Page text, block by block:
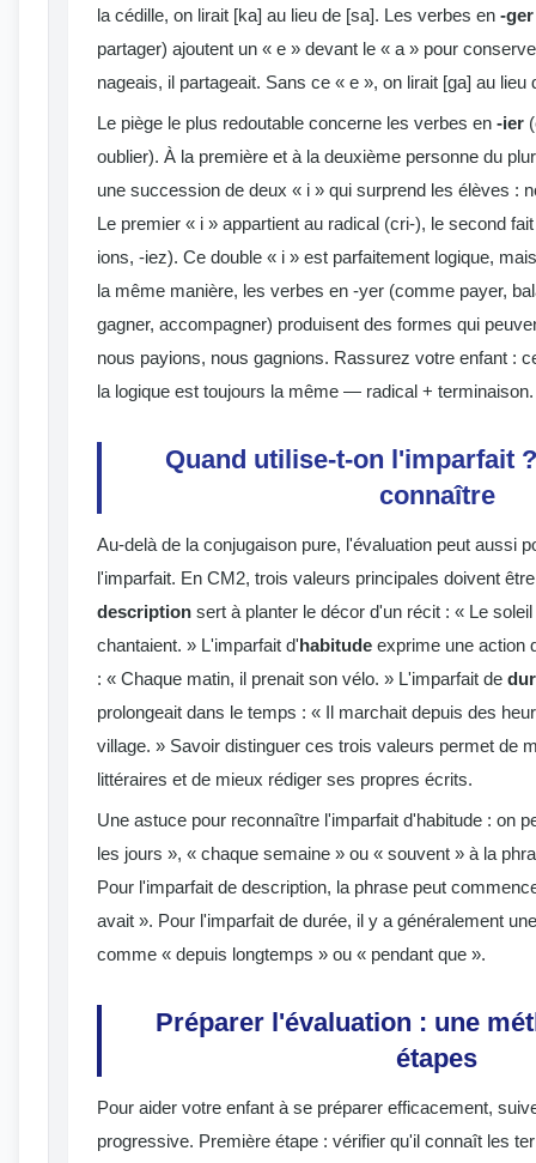
la cédille, on lirait [ka] au lieu de [sa]. Les verbes en -ger
partager) ajoutent un « e » devant le « a » pour
nageais, il partageait. Sans ce « e », on lirait [ga] au lieu
Le piège le plus redoutable concerne les verbes en -ier
oublier). À la première et à la deuxième personne du
une succession de deux « i » qui surprend les élèves :
Le premier « i » appartient au radical (cri-), le second
ions, -iez). Ce double « i » est parfaitement logique,
la même manière, les verbes en -yer (comme payer,
gagner, accompagner) produisent des formes qui
nous payions, nous gagnions. Rassurez votre enfant :
la logique est toujours la même — radical + terminaison.
Quand utilise-t-on l'imparfait
connaître
Au-delà de la conjugaison pure, l'évaluation peut aussi
l'imparfait. En CM2, trois valeurs principales doivent
description sert à planter le décor d'un récit : « Le
chantaient. » L'imparfait d'habitude exprime une action
: « Chaque matin, il prenait son vélo. » L'imparfait de
prolongeait dans le temps : « Il marchait depuis des
village. » Savoir distinguer ces trois valeurs permet de
littéraires et de mieux rédiger ses propres écrits.
Une astuce pour reconnaître l'imparfait d'habitude : on
les jours », « chaque semaine » ou « souvent » à la
Pour l'imparfait de description, la phrase peut
avait ». Pour l'imparfait de durée, il y a généralement
comme « depuis longtemps » ou « pendant que ».
Préparer l'évaluation : une
étapes
Pour aider votre enfant à se préparer efficacement,
progressive. Première étape : vérifier qu'il connaît les